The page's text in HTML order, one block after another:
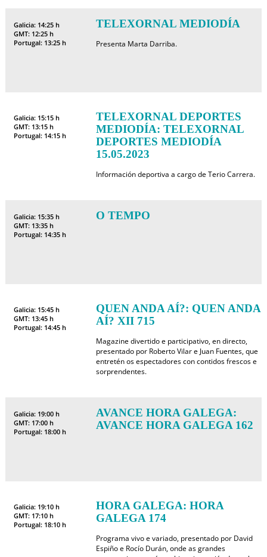
Galicia: 14:25 h
GMT: 12:25 h
Portugal: 13:25 h
TELEXORNAL MEDIODÍA
Presenta Marta Darriba.
Galicia: 15:15 h
GMT: 13:15 h
Portugal: 14:15 h
TELEXORNAL DEPORTES
MEDIODÍA: TELEXORNAL
DEPORTES MEDIODÍA
15.05.2023
Información deportiva a cargo de Terio Carrera.
Galicia: 15:35 h
GMT: 13:35 h
Portugal: 14:35 h
O TEMPO
Galicia: 15:45 h
GMT: 13:45 h
Portugal: 14:45 h
QUEN ANDA AÍ?: QUEN ANDA
AÍ? XII 715
Magazine divertido e participativo, en directo,
presentado por Roberto Vilar e Juan Fuentes, que
entretén os espectadores con contidos frescos e
sorprendentes.
Galicia: 19:00 h
GMT: 17:00 h
Portugal: 18:00 h
AVANCE HORA GALEGA:
AVANCE HORA GALEGA 162
Galicia: 19:10 h
GMT: 17:10 h
Portugal: 18:10 h
HORA GALEGA: HORA
GALEGA 174
Programa vivo e variado, presentado por David
Espiño e Rocío Durán, onde as grandes